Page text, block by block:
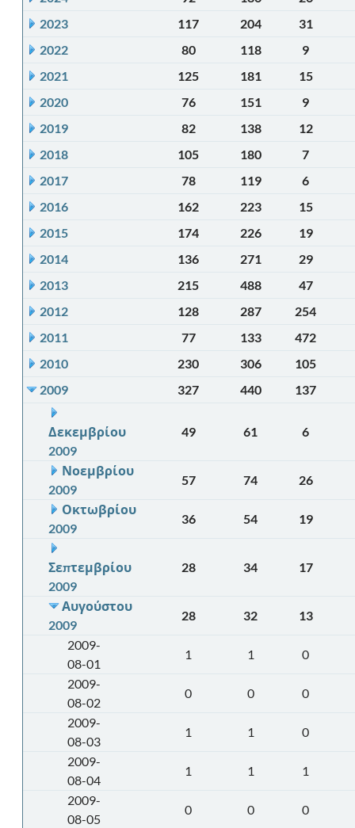
2023
117 204
31
2022
80 118
9
2021
125 181
15
2020
76 151
9
2019
82 138
12
2018
105 180
7
2017
78 119
6
2016
162 223
15
2015
174 226
19
2014
136 271
29
2013
215 488
47
2012
128 287
254
2011
77 133
472
2010
230 306
105
2009
327 440 137
Δεκεμβρίου
2009
49 61 6
Νοεμβρίου
2009
57 74
26
Οκτωβρίου
2009
36 54 19
Σεπτεμβρίου
2009
28 34 17
Αυγούστου
2009
28 32
13
2009-
08-01
1 1
0
2009-
08-02
0 0
0
2009-
08-03
1 1
0
2009-
08-04
1 1
1
2009-
08-05
0 0
0